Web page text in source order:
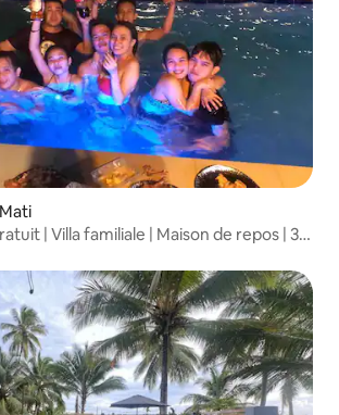
| Villa familiale | Maison de repos | 30